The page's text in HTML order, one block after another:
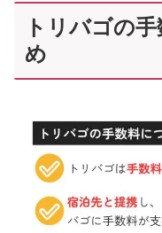
トリバゴの
め